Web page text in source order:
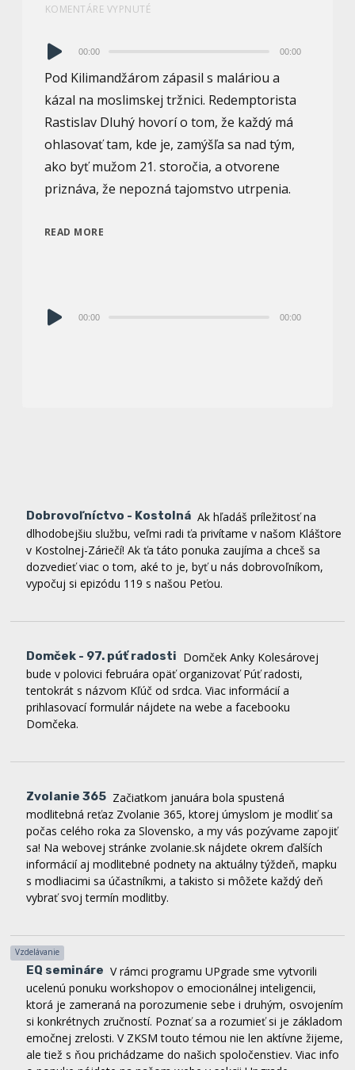
KOMENTÁRE VYPNUTÉ
Audio
00:00 00:00
Pod Kilimandžárom zápasil s maláriou a
kázal na moslimskej tržnici. Redemptorista
Rastislav Dluhý hovorí o tom, že každý má
ohlasovať tam, kde je, zamýšľa sa nad tým,
ako byť mužom 21. storočia, a otvorene
priznáva, že nepozná tajomstvo utrpenia.
READ MORE
Audio
00:00 00:00
Dobrovoľníctvo - Kostolná Ak hľadáš príležitosť na
dlhodobejšiu službu, veľmi radi ťa privítame v našom Kláštore
v Kostolnej-Záriečí! Ak ťa táto ponuka zaujíma a chceš sa
dozvedieť viac o tom, aké to je, byť u nás dobrovoľníkom,
vypočuj si epizódu 119 s našou Peťou.
Domček - 97. púť radosti Domček Anky Kolesárovej
bude v polovici februára opäť organizovať Púť radosti,
tentokrát s názvom Kľúč od srdca. Viac informácií a
prihlasovací formulár nájdete na webe a facebooku
Domčeka.
Zvolanie 365 Začiatkom januára bola spustená
modlitebná reťaz Zvolanie 365, ktorej úmyslom je modliť sa
počas celého roka za Slovensko, a my vás pozývame zapojiť
sa! Na webovej stránke zvolanie.sk nájdete okrem ďalších
informácií aj modlitebné podnety na aktuálny týždeň, mapku
s modliacimi sa účastníkmi, a takisto si môžete každý deň
vybrať svoj termín modlitby.
Vzdelávanie
EQ semináre V rámci programu UPgrade sme vytvorili
ucelenú ponuku workshopov o emocionálnej inteligencii,
ktorá je zameraná na porozumenie sebe i druhým, osvojením
si konkrétnych zručností. Poznať sa a rozumieť si je základom
emočnej zrelosti. V ZKSM touto témou nie len aktívne žijeme,
ale tiež s ňou prichádzame do našich spoločenstiev. Viac info